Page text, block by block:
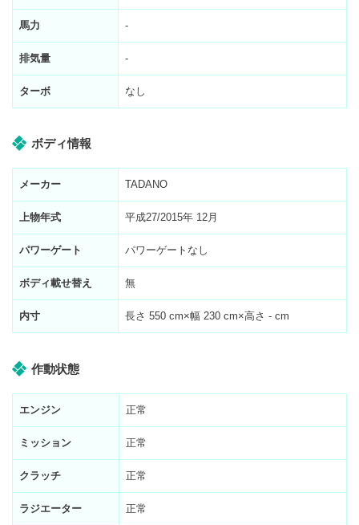
馬力 -
排気量 -
ターボ なし
ボディ情報
メーカー TADANO
上物年式 平成27/2015年 12月
パワーゲート パワーゲートなし
ボディ載せ替え 無
内寸 長さ 550 cm×幅 230 cm×高さ - cm
作動状態
エンジン 正常
ミッション 正常
クラッチ 正常
ラジエーター 正常